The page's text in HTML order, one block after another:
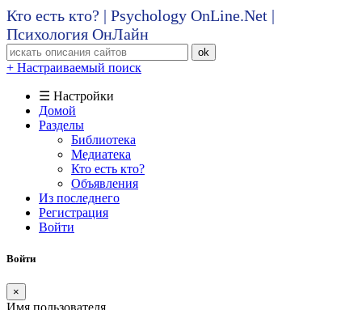
Кто есть кто? | Psychology OnLine.Net |
Психология ОнЛайн
ok
+ Настраиваемый поиск
☰ Настройки
Домой
Разделы
Библиотека
Медиатека
Кто есть кто?
Объявления
Из последнего
Регистрация
Войти
Войти
×